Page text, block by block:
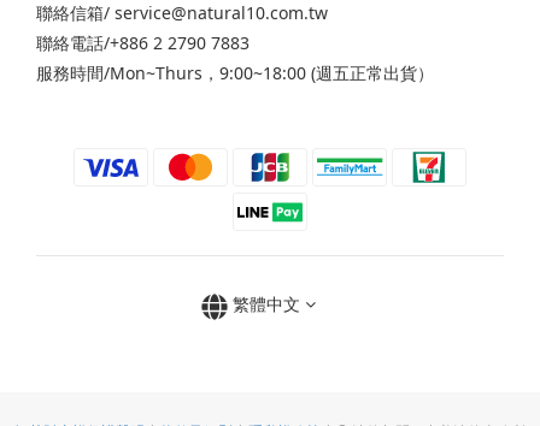
聯絡信箱/ service@natural10.com.tw
聯絡電話/+886 2 2790 7883
服務時間/Mon~Thurs，9:00~18:00 (週五正常出貨）
繁體中文